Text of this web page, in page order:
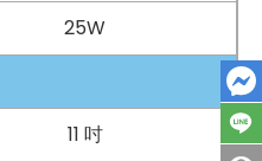
25W
11 吋